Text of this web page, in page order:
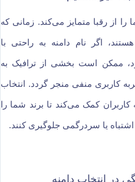
را از رقبا متمایز می‌کند. زمانی که
اگر نام دامنه به راحتی با
ممکن است بخشی از ترافیک به
کاربری منفی منجر گردد. انتخاب
کمک می‌کند تا برند شما را
یا سردرگمی جلوگیری کنند.